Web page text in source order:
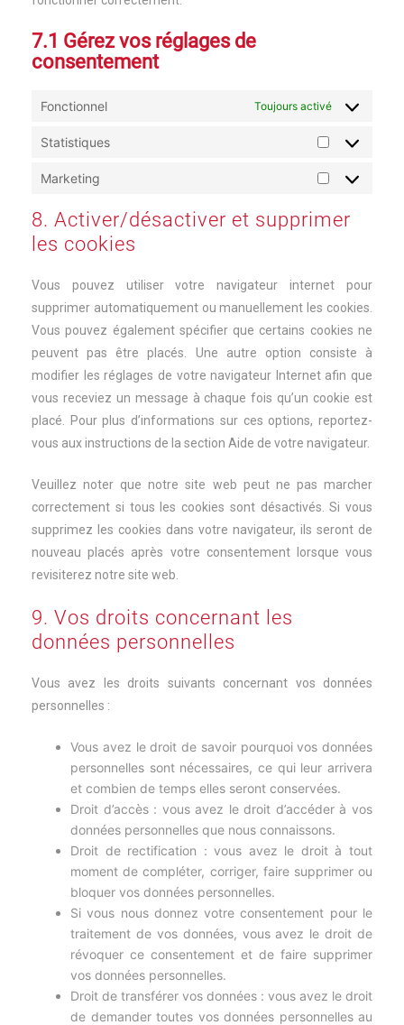
7.1 Gérez vos réglages de
consentement
Fonctionnel Toujours activé
Statistiques
Statistiques
Marketing
Marketing
8. Activer/désactiver et supprimer
les cookies
Vous pouvez utiliser votre navigateur internet pour
supprimer automatiquement ou manuellement les cookies.
Vous pouvez également spécifier que certains cookies ne
peuvent pas être placés. Une autre option consiste à
modifier les réglages de votre navigateur Internet afin que
vous receviez un message à chaque fois qu’un cookie est
placé. Pour plus d’informations sur ces options, reportez-
vous aux instructions de la section Aide de votre navigateur.
Veuillez noter que notre site web peut ne pas marcher
correctement si tous les cookies sont désactivés. Si vous
supprimez les cookies dans votre navigateur, ils seront de
nouveau placés après votre consentement lorsque vous
revisiterez notre site web.
9. Vos droits concernant les
données personnelles
Vous avez les droits suivants concernant vos données
personnelles :
Vous avez le droit de savoir pourquoi vos données
personnelles sont nécessaires, ce qui leur arrivera
et combien de temps elles seront conservées.
Droit d’accès : vous avez le droit d’accéder à vos
données personnelles que nous connaissons.
Droit de rectification : vous avez le droit à tout
moment de compléter, corriger, faire supprimer ou
bloquer vos données personnelles.
Si vous nous donnez votre consentement pour le
traitement de vos données, vous avez le droit de
révoquer ce consentement et de faire supprimer
vos données personnelles.
Droit de transférer vos données : vous avez le droit
de demander toutes vos données personnelles au